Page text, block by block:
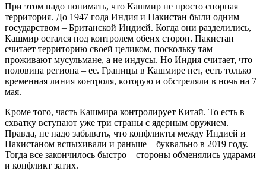
При этом надо понимать, что Кашмир не просто спорная
территория. До 1947 года Индия и Пакистан были одним
государством – Британской Индией. Когда они разделились,
Кашмир остался под контролем обеих сторон. Пакистан
считает территорию своей целиком, поскольку там
проживают мусульмане, а не индусы. Но Индия считает, что
половина региона – ее. Границы в Кашмире нет, есть только
временная линия контроля, которую и обстреляли в ночь на 7
мая.
Кроме того, часть Кашмира контролирует Китай. То есть в
схватку вступают уже три страны с ядерным оружием.
Правда, не надо забывать, что конфликты между Индией и
Пакистаном вспыхивали и раньше – буквально в 2019 году.
Тогда все закончилось быстро – стороны обменялись ударами
и конфликт затих.